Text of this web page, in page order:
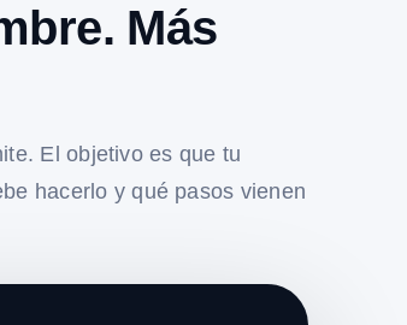
Más
El objetivo es que tu
hacerlo y qué pasos vienen